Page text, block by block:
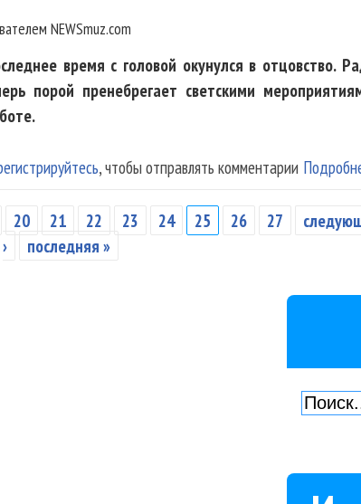
NEWSmuz.com
время с головой окунулся в отцовство.
порой пренебрегает светскими
, чтобы отправлять комментарии
20 21 22 23 24 25 26 27
›
последняя »